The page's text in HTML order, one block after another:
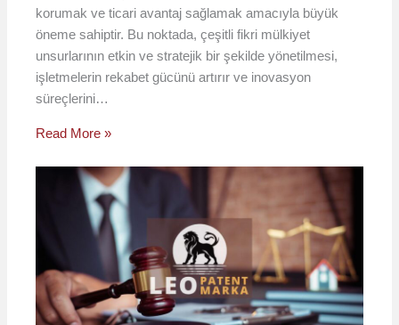
korumak ve ticari avantaj sağlamak amacıyla büyük
öneme sahiptir. Bu noktada, çeşitli fikri mülkiyet
unsurlarının etkin ve stratejik bir şekilde yönetilmesi,
işletmelerin rekabet gücünü artırır ve inovasyon
süreçlerini…
Read More »